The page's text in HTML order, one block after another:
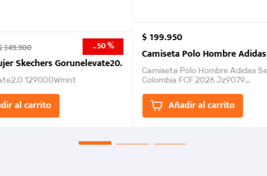
2026
349.900 -50 %
Skechers Gorunelevate20.
129000Wmnt
al carrito
$199.950
Camiseta Polo Hombre Adidas
Camiseta Polo Hombre Adidas
Colombia FCF 2026 Jz9079
un estilo de...Añadir al carrito